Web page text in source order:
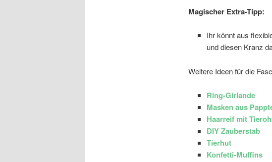
Magischer Extra-Tipp:
Ihr könnt aus
und diesen Kranz
Weitere Ideen für die
Ring-Girlande
Masken aus
Haarreif mit
DIY Zauberstab
Tierhut
Konfetti-Muffins